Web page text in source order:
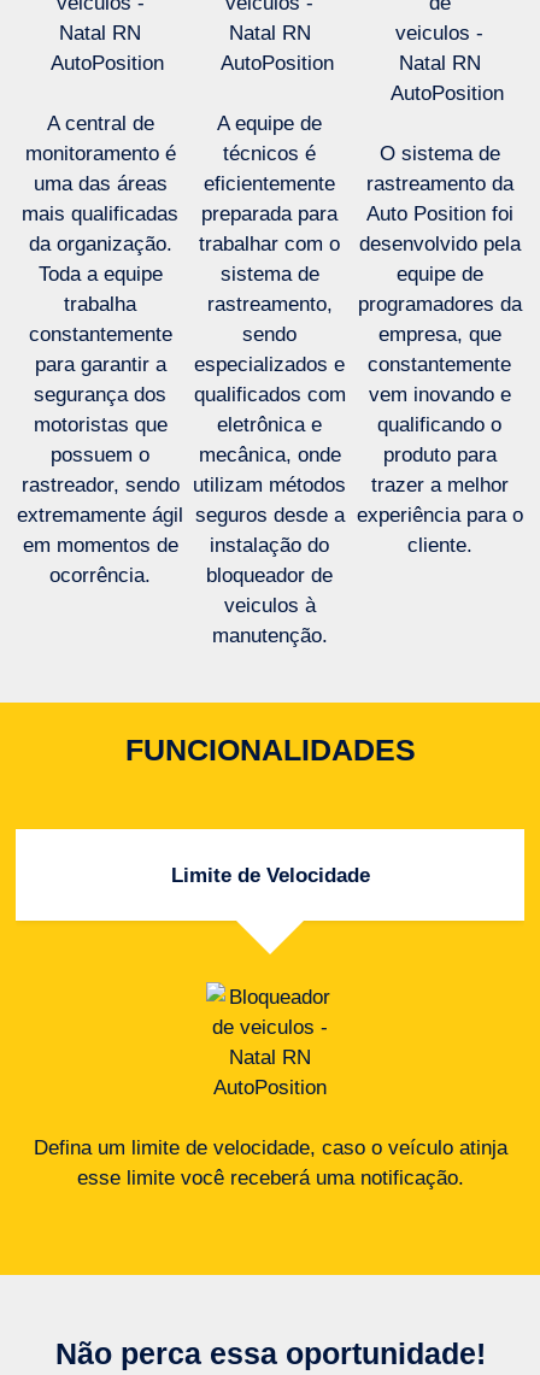
A central de
monitoramento é
uma das áreas
mais qualificadas
da organização.
Toda a equipe
trabalha
constantemente
para garantir a
segurança dos
motoristas que
possuem o
rastreador, sendo
extremamente ágil
em momentos de
ocorrência.
A equipe de
técnicos é
eficientemente
preparada para
trabalhar com o
sistema de
rastreamento,
sendo
especializados e
qualificados com
eletrônica e
mecânica, onde
utilizam métodos
seguros desde a
instalação do
bloqueador de
veiculos à
manutenção.
O sistema de
rastreamento da
Auto Position foi
desenvolvido pela
equipe de
programadores da
empresa, que
constantemente
vem inovando e
qualificando o
produto para
trazer a melhor
experiência para o
cliente.
FUNCIONALIDADES
Limite de Velocidade
Defina um limite de velocidade, caso o veículo atinja
esse limite você receberá uma notificação.
Não perca essa oportunidade!